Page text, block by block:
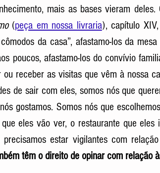
mais as bases vieram
(peça em nossa livraria), capítulo
da casa”, afastamo-los da
poucos, afastamo-los do convívio
receber as visitas que vêm à nossa
de sair com eles, somos nós que
gostamos. Somos nós que
eles vão ver, o restaurante que
estar vigilantes com
têm o direito de opinar com relação